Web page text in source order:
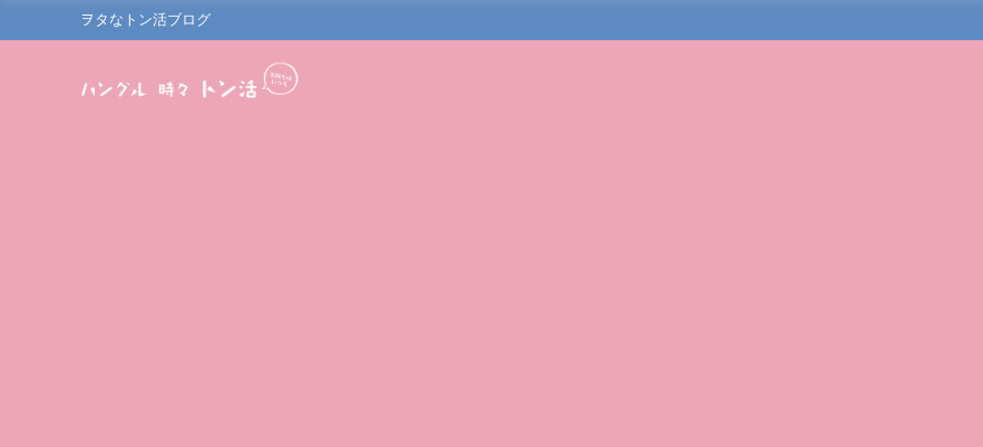
ヲタなトン活ブログ